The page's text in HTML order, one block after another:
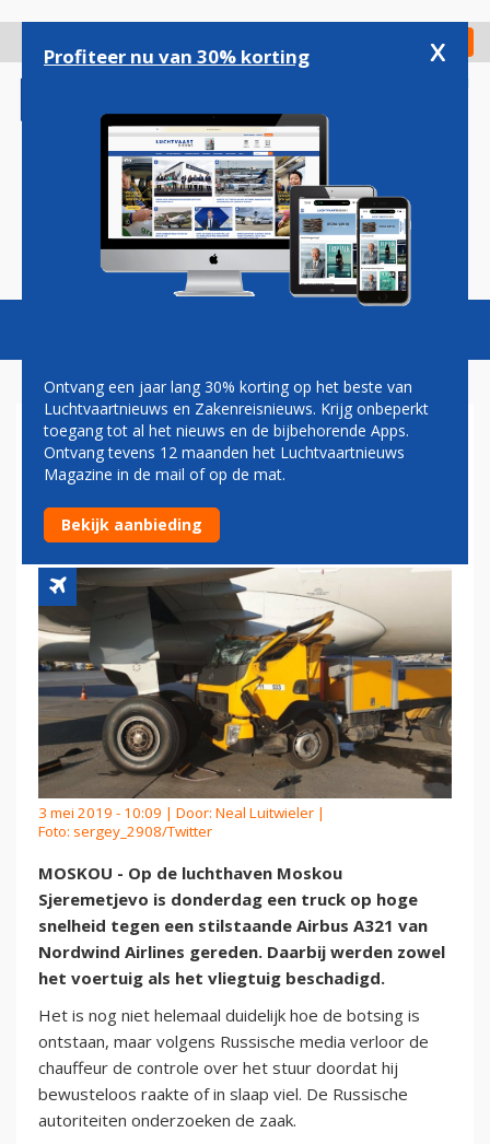
gaan
Check in
Magazine Podcasts Vacatures
TRUCK CRASHT TEGEN
AIRBUS A321 VAN
NORDWIND AIRLINES
3 mei 2019 - 10:09 | Door: Neal Luitwieler |
Foto: sergey_2908/Twitter
MOSKOU - Op de luchthaven Moskou
Sjeremetjevo is donderdag een truck op hoge
snelheid tegen een stilstaande Airbus A321 van
Nordwind Airlines gereden. Daarbij werden zowel
het voertuig als het vliegtuig beschadigd.
Het is nog niet helemaal duidelijk hoe de botsing is
ontstaan, maar volgens Russische media verloor de
chauffeur de controle over het stuur doordat hij
bewusteloos raakte of in slaap viel. De Russische
autoriteiten onderzoeken de zaak.
Profiteer nu van 30% korting x
Ontvang een jaar lang 30% korting op het beste van
Luchtvaartnieuws en Zakenreisnieuws. Krijg onbeperkt
toegang tot al het nieuws en de bijbehorende Apps.
Ontvang tevens 12 maanden het Luchtvaartnieuws
Magazine in de mail of op de mat.
Bekijk aanbieding